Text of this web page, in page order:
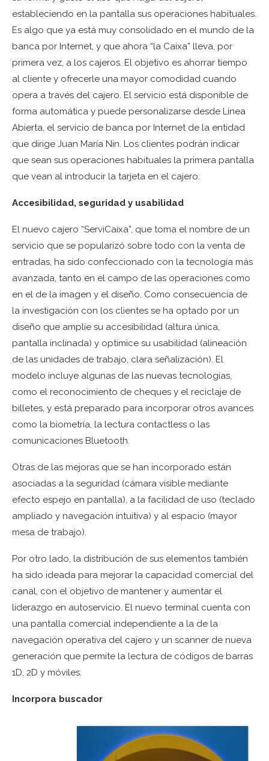
estableciendo en la pantalla sus operaciones habituales.
Es algo que ya está muy consolidado en el mundo de la
banca por Internet, y que ahora “la Caixa” lleva, por
primera vez, a los cajeros. El objetivo es ahorrar tiempo
al cliente y ofrecerle una mayor comodidad cuando
opera a través del cajero. El servicio está disponible de
forma automática y puede personalizarse desde Línea
Abierta, el servicio de banca por Internet de la entidad
que dirige Juan María Nin. Los clientes podrán indicar
que sean sus operaciones habituales la primera pantalla
que vean al introducir la tarjeta en el cajero.
Accesibilidad, seguridad y usabilidad
El nuevo cajero “ServiCaixa”, que toma el nombre de un
servicio que se popularizó sobre todo con la venta de
entradas, ha sido confeccionado con la tecnología más
avanzada, tanto en el campo de las operaciones como
en el de la imagen y el diseño. Como consecuencia de
la investigación con los clientes se ha optado por un
diseño que amplíe su accesibilidad (altura única,
pantalla inclinada) y optimice su usabilidad (alineación
de las unidades de trabajo, clara señalización). El
modelo incluye algunas de las nuevas tecnologías,
como el reconocimiento de cheques y el reciclaje de
billetes, y está preparado para incorporar otros avances
como la biometría, la lectura contactless o las
comunicaciones Bluetooth.
Otras de las mejoras que se han incorporado están
asociadas a la seguridad (cámara visible mediante
efecto espejo en pantalla), a la facilidad de uso (teclado
ampliado y navegación intuitiva) y al espacio (mayor
mesa de trabajo).
Por otro lado, la distribución de sus elementos también
ha sido ideada para mejorar la capacidad comercial del
canal, con el objetivo de mantener y aumentar el
liderazgo en autoservicio. El nuevo terminal cuenta con
una pantalla comercial independiente a la de la
navegación operativa del cajero y un scanner de nueva
generación que permite la lectura de códigos de barras
1D, 2D y móviles.
Incorpora buscador